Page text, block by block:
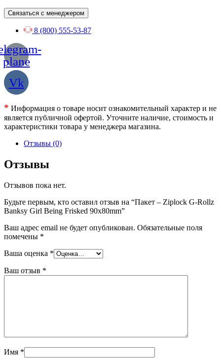
Связаться с менеджером
8 (800) 555-53-87
plane
Vk
* Информация о товаре носит ознакомительный характер и не
является публичной офертой. Уточните наличие, стоимость и
характеристики товара у менеджера магазина.
Отзывы (0)
Отзывы
Отзывов пока нет.
Будьте первым, кто оставил отзыв на “Пакет – Ziplock G-Rollz
Banksy Girl Being Frisked 90x80mm”
Ваш адрес email не будет опубликован. Обязательные поля
помечены *
Ваша оценка *
Ваш отзыв *
Имя *